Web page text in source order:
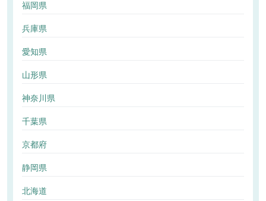
福岡県
兵庫県
愛知県
山形県
神奈川県
千葉県
京都府
静岡県
北海道